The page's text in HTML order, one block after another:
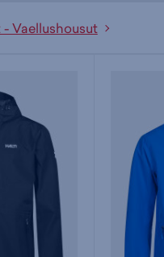
Vaellushousut